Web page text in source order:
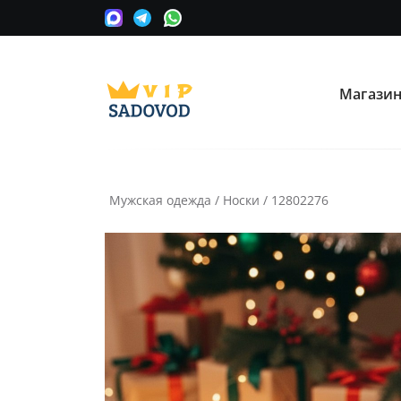
О нас
Информация
Условия покупки
Как сделать заказ
Рассчитать доставку
Доставка и возврат
Магазин
Мужская одежда / Носки / 12802276